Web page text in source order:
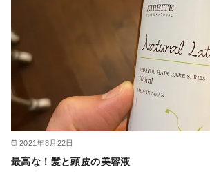
2021年8月22日
最高な！髪と頭皮の美容液